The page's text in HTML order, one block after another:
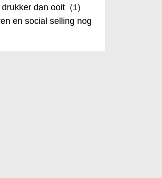
dan ooit (1)
en social selling nog